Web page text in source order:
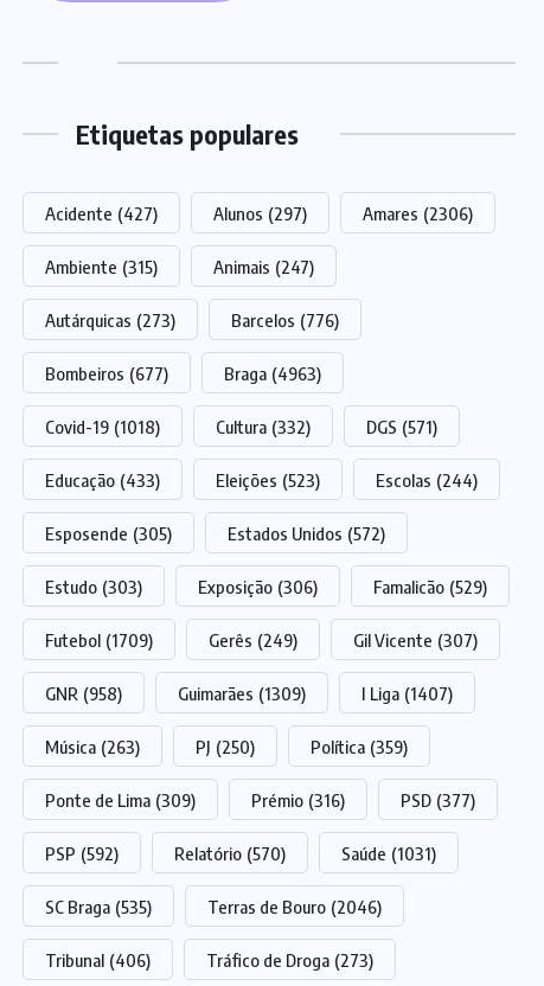
Etiquetas populares
Acidente (427) Alunos (297) Amares (2306)
Ambiente (315) Animais (247)
Autárquicas (273) Barcelos (776)
Bombeiros (677) Braga (4963)
Covid-19 (1018) Cultura (332) DGS (571)
Educação (433) Eleições (523) Escolas (244)
Esposende (305) Estados Unidos (572)
Estudo (303) Exposição (306) Famalicão (529)
Futebol (1709) Gerês (249) Gil Vicente (307)
GNR (958) Guimarães (1309) I Liga (1407)
Música (263) PJ (250) Política (359)
Ponte de Lima (309) Prémio (316) PSD (377)
PSP (592) Relatório (570) Saúde (1031)
SC Braga (535) Terras de Bouro (2046)
Tribunal (406) Tráfico de Droga (273)